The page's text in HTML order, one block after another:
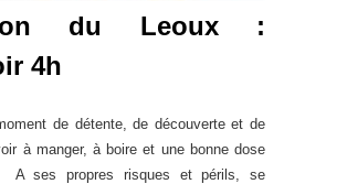
du Leoux :
4h
de détente, de découverte et de
à manger, à boire et une bonne dose
A ses propres risques et périls, se